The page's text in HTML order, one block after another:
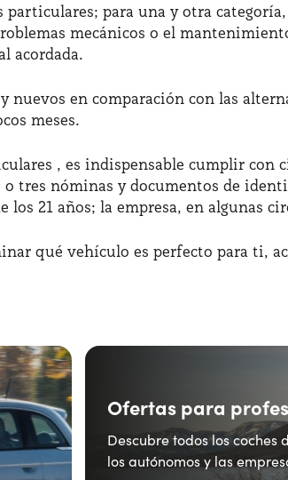
para una y otra
mecánicos o el
acordada.
en comparación con las
meses.
, es indispensable cumplir con
nóminas y documentos de
21 años; la empresa, en algunas
qué vehículo es perfecto para ti,
Ofertas para
Descubre todos los coches
los autónomos y las